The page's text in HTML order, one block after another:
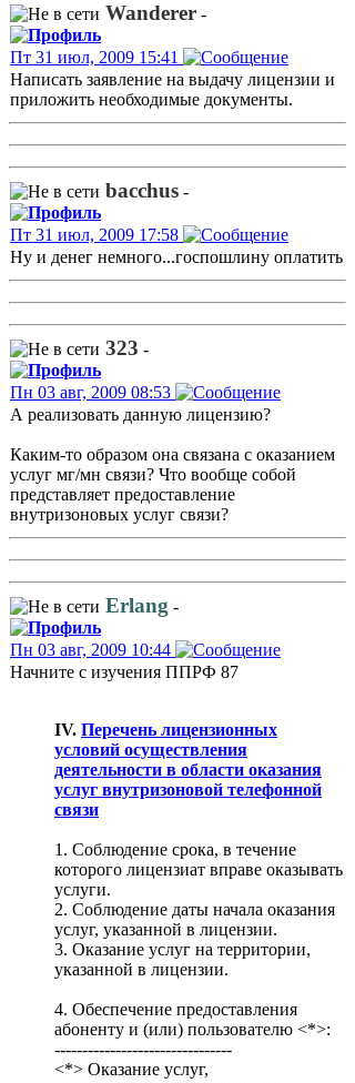
Wanderer -
Пт 31 июл, 2009 15:41
Написать заявление на выдачу лицензии и
приложить необходимые документы.
bacchus -
Пт 31 июл, 2009 17:58
Ну и денег немного...госпошлину оплатить
323 -
Пн 03 авг, 2009 08:53
А реализовать данную лицензию?
Каким-то образом она связана с оказанием
услуг мг/мн связи? Что вообще собой
представляет предоставление
внутризоновых услуг связи?
Erlang -
Пн 03 авг, 2009 10:44
Начните с изучения ППРФ 87
IV. Перечень лицензионных
условий осуществления
деятельности в области оказания
услуг внутризоновой телефонной
связи
1. Соблюдение срока, в течение
которого лицензиат вправе оказывать
услуги.
2. Соблюдение даты начала оказания
услуг, указанной в лицензии.
3. Оказание услуг на территории,
указанной в лицензии.
4. Обеспечение предоставления
абоненту и (или) пользователю <*>:
--------------------------------
<*> Оказание услуг,